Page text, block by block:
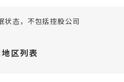
态，不包括控股公司
区列表